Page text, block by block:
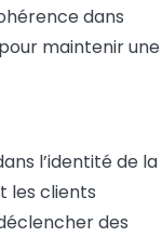
dans
maintenir une
l’identité de la
les clients
des